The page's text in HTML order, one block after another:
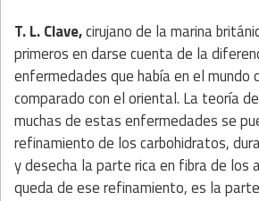
T. L. Clave,cirujano de la marina
primeros en darse cuenta de la
enfermedades que había en el mundo
comparado con el oriental. La teoría
muchas de estas enfermedades se
refinamiento de los carbohidratos,
y desecha la parte rica en fibra de los
queda de ese refinamiento, es la